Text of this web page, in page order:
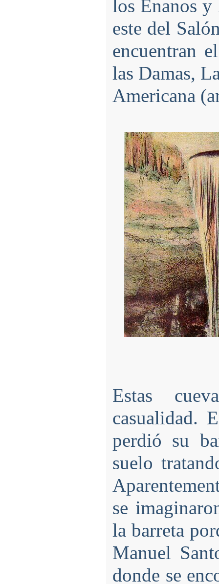
los Enanos
este del
encuentran
las Damas,
Americana
Estas
casualidad.
perdió su
suelo
se
la barreta
Manuel
donde se